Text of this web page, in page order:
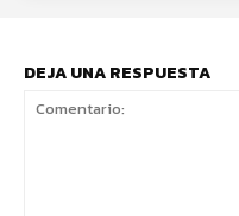
DEJA UNA RESPUESTA